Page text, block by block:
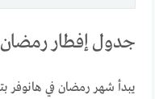
جدول إفطار رمضان 2023 في هانوفر